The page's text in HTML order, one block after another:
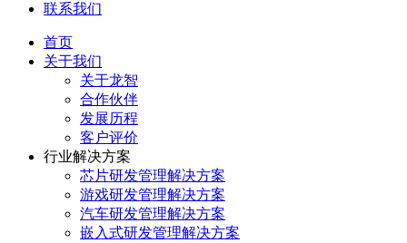
联系我们
首页
关于我们
关于龙智
合作伙伴
发展历程
客户评价
行业解决方案
芯片研发管理解决方案
游戏研发管理解决方案
汽车研发管理解决方案
嵌入式研发管理解决方案